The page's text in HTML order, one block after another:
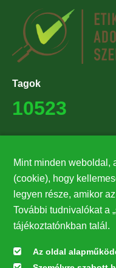
Tagok
10523
27224
Hírlevél feliratkozás
Értesüljön elsőként
Mint minden weboldal,
(cookie), hogy
legyen része, amikor
További tudnivalókat a
tájékoztatónkban talál.
Az oldal